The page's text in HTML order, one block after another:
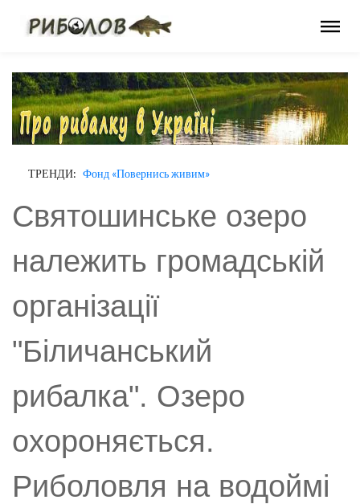
ТРЕНДИ: Фонд «Повернись живим»
Святошинське озеро
належить громадській
організації
"Біличанський
рибалка". Озеро
охороняється.
Риболовля на водоймі